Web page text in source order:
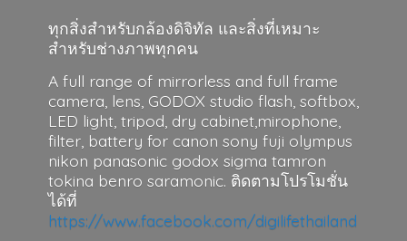
ทุกสิ่งสำหรับกล้องดิจิทัล และสิ่งที่เหมาะ
สำหรับช่างภาพทุกคน
A full range of mirrorless and full frame
camera, lens, GODOX studio flash, softbox,
LED light, tripod, dry cabinet,mirophone,
filter, battery for canon sony fuji olympus
nikon panasonic godox sigma tamron
tokina benro saramonic. ติดตามโปรโมชั่น
ได้ที่
https://www.facebook.com/digilifethailand